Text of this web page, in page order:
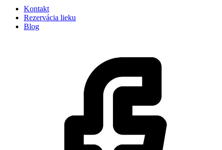
Kontakt
Rezervácia lieku
Blog